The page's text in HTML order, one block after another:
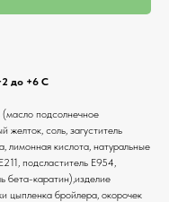
до +6 С
(масло подсолнечное
соль, загуститель
лимонная кислота, натуральные
подсластитель Е954,
бета-каратин),изделие
цыпленка бройлера, окорочек